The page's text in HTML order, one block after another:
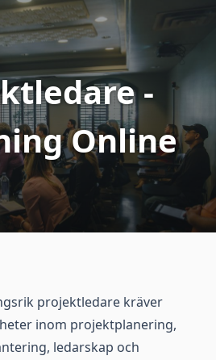
-
Online
projektledare kräver
inom projektplanering,
ledarskap och